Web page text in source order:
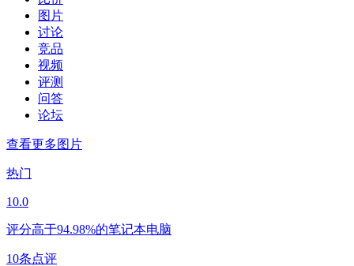
图片
讨论
竞品
视频
评测
问答
论坛
查看更多图片
热门
10.0
评分高于94.98%的笔记本电脑
10条点评